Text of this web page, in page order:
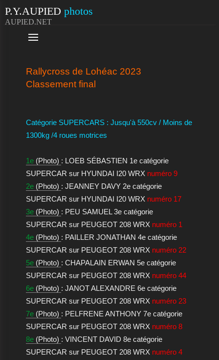
P.Y.AUPIED photos
AUPIED.NET

Rallycross de Lohéac 2023
Classement final
Catégorie SUPERCARS : Jusqu'à 550cv / Moins de
1300kg /4 roues motrices
1e(Photo) : LOEB SÉBASTIEN 1e catégorie
SUPERCAR sur HYUNDAI I20 WRX numéro 9
2e(Photo) : JEANNEY DAVY 2e catégorie
SUPERCAR sur HYUNDAI I20 WRX numéro 17
3e(Photo) : PEU SAMUEL 3e catégorie
SUPERCAR sur PEUGEOT 208 WRX numéro 1
4e(Photo) : PAILLER JONATHAN 4e catégorie
SUPERCAR sur PEUGEOT 208 WRX numéro 22
5e(Photo) : CHAPALAIN ERWAN 5e catégorie
SUPERCAR sur PEUGEOT 208 WRX numéro 44
6e(Photo) : JANOT ALEXANDRE 6e catégorie
SUPERCAR sur PEUGEOT 208 WRX numéro 23
7e(Photo) : PELFRENE ANTHONY 7e catégorie
SUPERCAR sur PEUGEOT 208 WRX numéro 8
8e(Photo) : VINCENT DAVID 8e catégorie
SUPERCAR sur PEUGEOT 208 WRX numéro 4